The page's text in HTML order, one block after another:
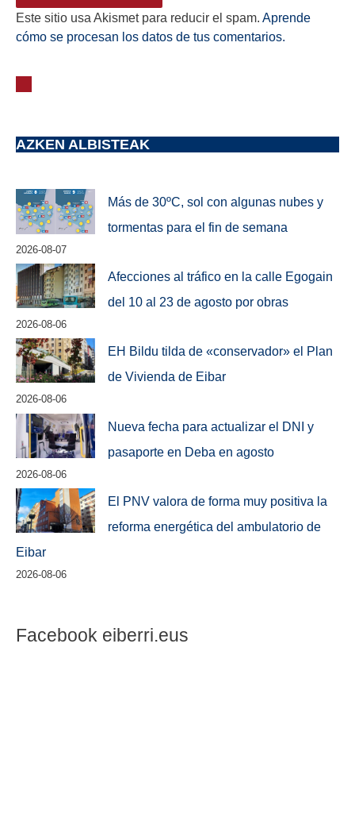
Este sitio usa Akismet para reducir el spam. Aprende
cómo se procesan los datos de tus comentarios.
AZKEN ALBISTEAK
Más de 30ºC, sol con algunas nubes y
tormentas para el fin de semana
2026-08-07
Afecciones al tráfico en la calle Egogain
del 10 al 23 de agosto por obras
2026-08-06
EH Bildu tilda de «conservador» el Plan
de Vivienda de Eibar
2026-08-06
Nueva fecha para actualizar el DNI y
pasaporte en Deba en agosto
2026-08-06
El PNV valora de forma muy positiva la
reforma energética del ambulatorio de
Eibar
2026-08-06
Facebook eiberri.eus